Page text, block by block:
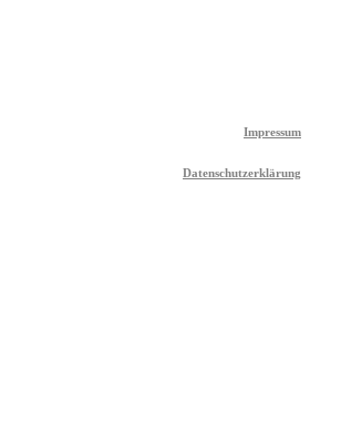
Impressum
Datenschutzerklärung